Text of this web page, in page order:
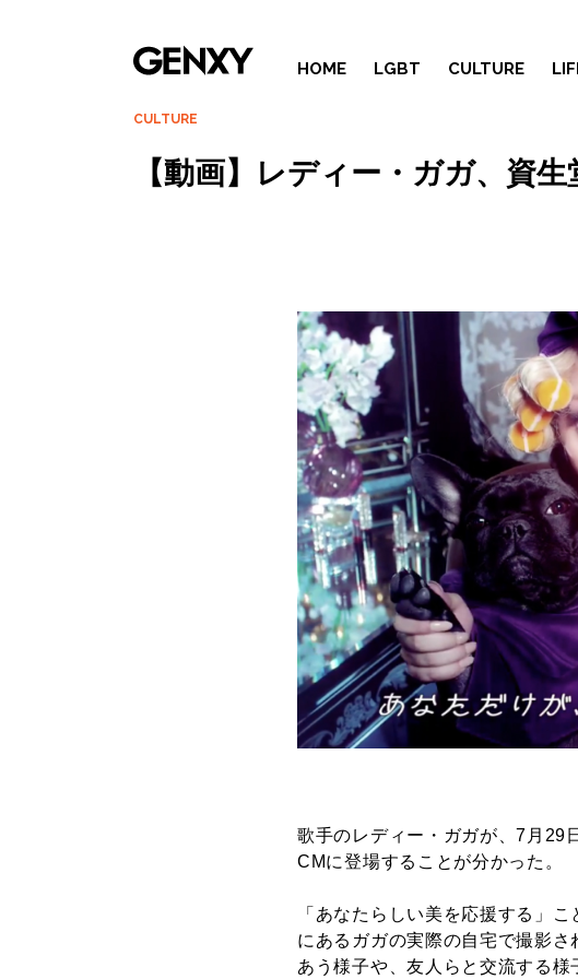
HOME LGBT CULTURE
CULTURE
【動画】レディー・ガガ、資
歌手のレディー・ガガが、7月29
CMに登場することが分かった。
「あなたらしい美を応援する」
にあるガガの実際の自宅で撮影
あう様子や、友人らと交流する